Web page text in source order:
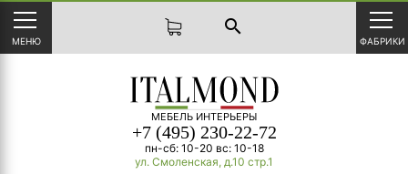
МЕНЮ
search
ФАБРИКИ
МЕБЕЛЬ ИНТЕРЬЕРЫ
+7 (495) 230-22-72
пн-сб: 10-20 вс: 10-18
ул. Смоленская, д.10 стр.1